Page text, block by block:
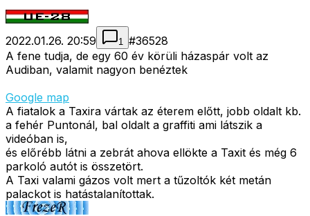
2022.01.26. 20:59 1 #36528
A fene tudja, de egy 60 év körüli házaspár volt az
Audiban, valamit nagyon benéztek
Google map
A fiatalok a Taxira vártak az éterem előtt, jobb oldalt kb.
a fehér Puntonál, bal oldalt a graffiti ami látszik a
videóban is,
és előrébb látni a zebrát ahova ellökte a Taxit és még 6
parkoló autót is összetört.
A Taxi valami gázos volt mert a tűzoltók két metán
palackot is hatástalanítottak.